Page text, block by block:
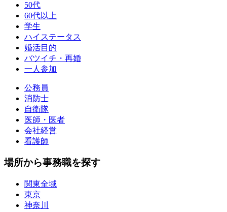
50代
60代以上
学生
ハイステータス
婚活目的
バツイチ・再婚
一人参加
公務員
消防士
自衛隊
医師・医者
会社経営
看護師
場所から事務職を探す
関東全域
東京
神奈川